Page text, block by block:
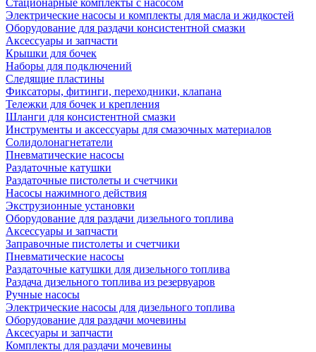
Стационарные комплекты с насосом
Электрические насосы и комплекты для масла и жидкостей
Оборудование для раздачи консистентной смазки
Аксессуары и запчасти
Крышки для бочек
Наборы для подключений
Следящие пластины
Фиксаторы, фитинги, переходники, клапана
Тележки для бочек и крепления
Шланги для консистентной смазки
Инструменты и аксессуары для смазочных материалов
Солидолонагнетатели
Пневматические насосы
Раздаточные катушки
Раздаточные пистолеты и счетчики
Насосы нажимного действия
Экструзионные установки
Оборудование для раздачи дизельного топлива
Аксессуары и запчасти
Заправочные пистолеты и счетчики
Пневматические насосы
Раздаточные катушки для дизельного топлива
Раздача дизельного топлива из резервуаров
Ручные насосы
Электрические насосы для дизельного топлива
Оборудование для раздачи мочевины
Аксесуары и запчасти
Комплекты для раздачи мочевины